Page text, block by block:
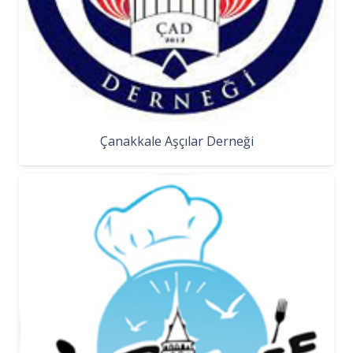
Çanakkale Aşçılar Derneği